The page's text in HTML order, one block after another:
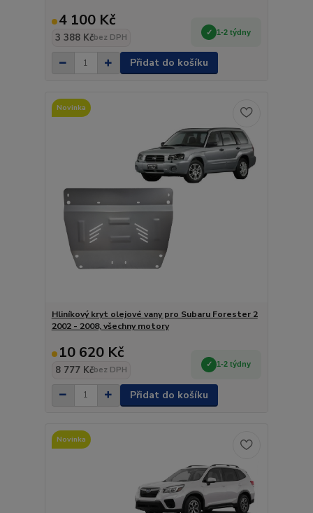
4 100 Kč
3 388 Kčbez DPH
1-2 týdny
Přidat do košíku
Novinka
Hliníkový kryt olejové vany pro Subaru Forester 2
2002 - 2008, všechny motory
10 620 Kč
8 777 Kčbez DPH
1-2 týdny
Přidat do košíku
Novinka